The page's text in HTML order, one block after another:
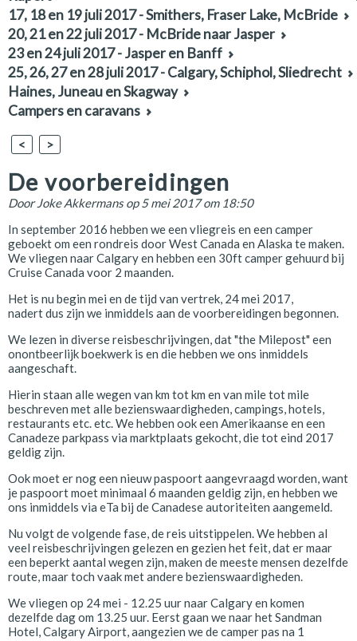
< >
De voorbereidingen
DoorJoke Akkermans op 5 mei 2017 om 18:50
In september 2016 hebben we een vliegreis en een camper
geboekt om een rondreis door West Canada en Alaska te maken.
We vliegen naar Calgary en hebben een 30ft camper gehuurd bij
Cruise Canada voor 2 maanden.
Het is nu begin mei en de tijd van vertrek, 24 mei 2017,
nadert dus zijn we inmiddels aan de voorbereidingen begonnen.
We lezen in diverse reisbeschrijvingen, dat "the Milepost" een
onontbeerlijk boekwerk is en die hebben we ons inmiddels
aangeschaft.
Hierin staan alle wegen van km tot km en van mile tot mile
beschreven met alle bezienswaardigheden, campings, hotels,
restaurants etc. etc. We hebben ook een Amerikaanse en een
Canadeze parkpass via marktplaats gekocht, die tot eind 2017
geldig zijn.
Ook moet er nog een nieuw paspoort aangevraagd worden, want
je paspoort moet minimaal 6 maanden geldig zijn, en hebben we
ons inmiddels via eTa bij de Canadese autoriteiten aangemeld.
Nu volgt de volgende fase, de reis uitstippelen. We hebben al
veel reisbeschrijvingen gelezen en gezien het feit, dat er maar
een beperkt aantal wegen zijn, maken de meeste mensen dezelfde
route, maar toch vaak met andere bezienswaardigheden.
We vliegen op 24 mei - 12.25 uur naar Calgary en komen
dezelfde dag om 13.25 uur. Eerst gaan we naar het Sandman
Hotel, Calgary Airport, aangezien we de camper pas na 1
17, 18 en 19 juli 2017 - Smithers, Fraser Lake, McBride
20, 21 en 22 juli 2017 - McBride naar Jasper
23 en 24 juli 2017 - Jasper en Banff
25, 26, 27 en 28 juli 2017 - Calgary, Schiphol, Sliedrecht
Haines, Juneau en Skagway
Campers en caravans